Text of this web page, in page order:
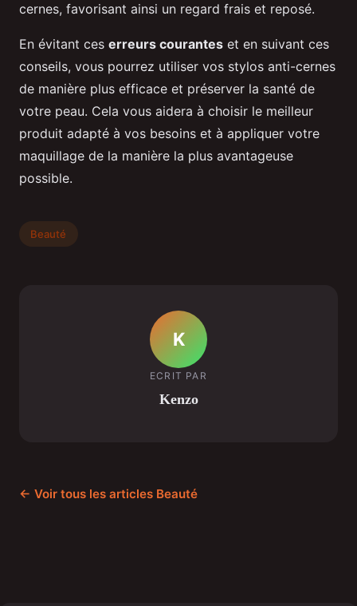
cernes, favorisant ainsi un regard frais et reposé.
En évitant ces erreurs courantes et en suivant ces
conseils, vous pourrez utiliser vos stylos anti-cernes
de manière plus efficace et préserver la santé de
votre peau. Cela vous aidera à choisir le meilleur
produit adapté à vos besoins et à appliquer votre
maquillage de la manière la plus avantageuse
possible.
Beauté
K
ECRIT PAR
Kenzo
← Voir tous les articles Beauté